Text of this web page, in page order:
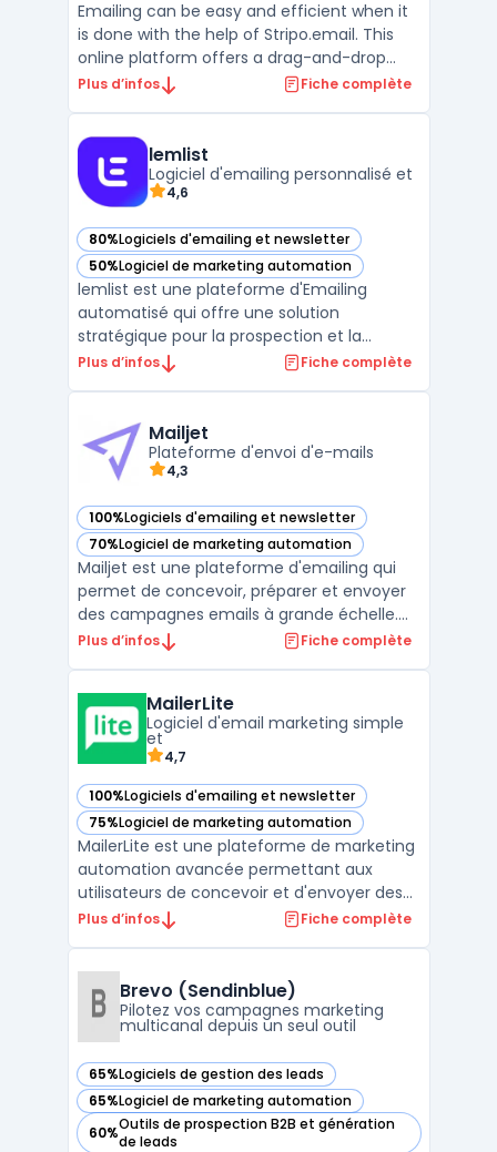
Emailing can be easy and efficient when it
is done with the help of Stripo.email. This
online platform offers a drag-and-drop
editor that is intuitive and user-friendly. It is
your customers. Stripo.email also has a l ...
Plus d’infos Fiche complète
lemlist
Logiciel d'emailing personnalisé et
4,6
80%Logiciels d'emailing et newsletter
— voir lemlist dans cette catégorie
50%Logiciel de marketing automation
— voir lemlist dans cette catégorie
lemlist est une plateforme d'Emailing
automatisé qui offre une solution
stratégique pour la prospection et la
communication client. Avec ses
des e-mails en temps réel et les
intégrations avec les applications de premi
Plus d’infos Fiche complète
Mailjet
Plateforme d'envoi d'e-mails
4,3
100%Logiciels d'emailing et newsletter
— voir Mailjet dans cette catégorie
70%Logiciel de marketing automation
— voir Mailjet dans cette catégorie
Mailjet est une plateforme d'emailing qui
permet de concevoir, préparer et envoyer
des campagnes emails à grande échelle.
Elle offre également des fonctionnalités
et une analyse en temps réel des résultats
de la cam ...
Plus d’infos Fiche complète
MailerLite
Logiciel d'email marketing simple
et
4,7
100%Logiciels d'emailing et newsletter
— voir MailerLite dans cette catégorie
75%Logiciel de marketing automation
— voir MailerLite dans cette catégorie
MailerLite est une plateforme de marketing
automation avancée permettant aux
utilisateurs de concevoir et d'envoyer des
campagnes email professionnelles. Que
MailerLite vous offre les fonctionnalités
dont vous avez besoin ...
Plus d’infos Fiche complète
Brevo (Sendinblue)
Pilotez vos campagnes marketing
multicanal depuis un seul outil
65%Logiciels de gestion des leads
— voir Brevo (Sendinblue) dans cette catégorie
65%Logiciel de marketing automation
— voir Brevo (Sendinblue) dans cette catégorie
60%Outils de prospection B2B et génération
de leads
— voir Brevo (Sendinblue) dans cette catégorie